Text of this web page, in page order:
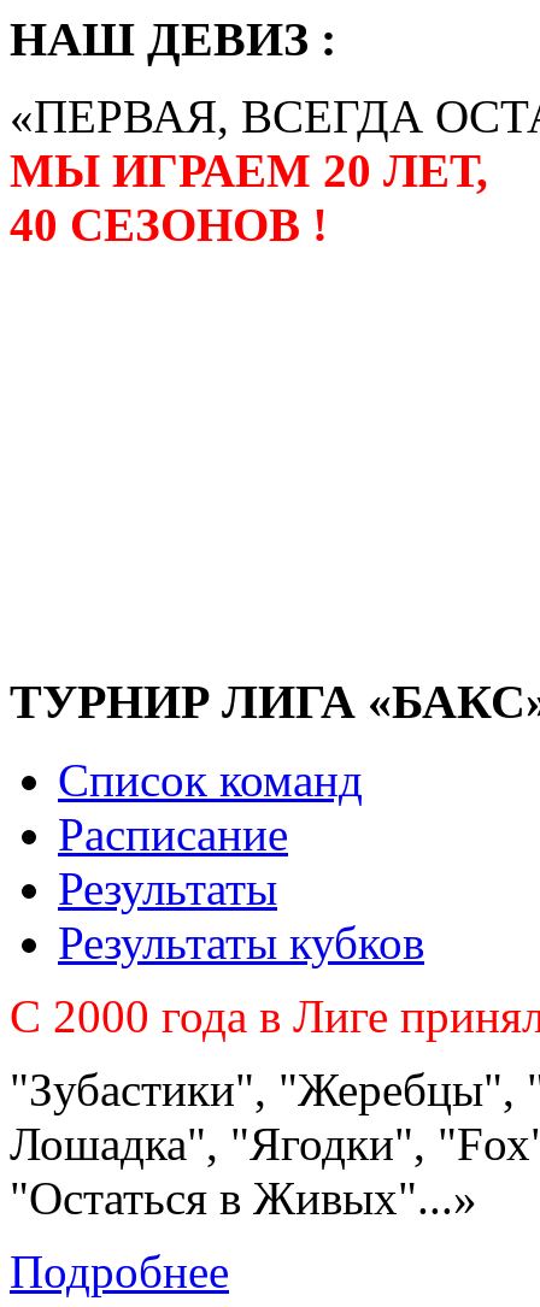
НАШ ДЕВИЗ :
«ПЕРВАЯ, ВСЕГДА
МЫ ИГРАЕМ 20 ЛЕТ,
40 СЕЗОНОВ !
ТУРНИР ЛИГА
Список команд
Расписание
Результаты
Результаты кубков
C 2000 года в Лиге
"Зубастики", "Жеребцы",
Лошадка", "Ягодки",
"Остаться в Живых"...»
Подробнее